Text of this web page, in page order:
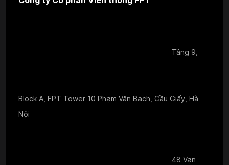
Tầng 9,
Block A, FPT Tower 10 Phạm Văn Bạch, Cầu Giấy, Hà
Nội
48 Vạn